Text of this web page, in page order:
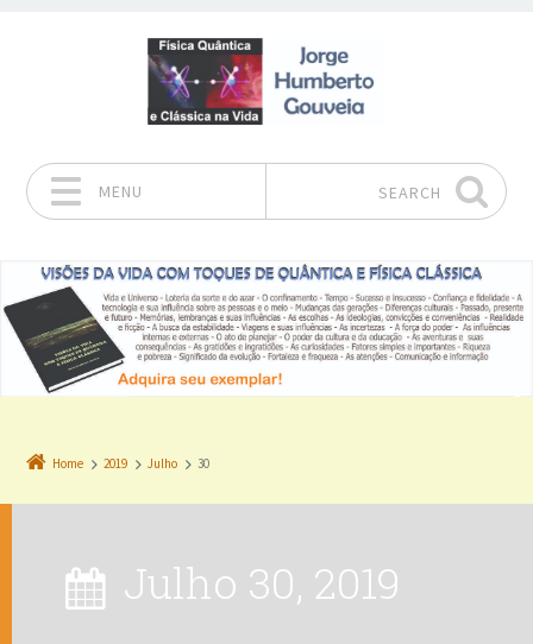
MENU SEARCH
Home 2019 Julho 30
Julho 30, 2019